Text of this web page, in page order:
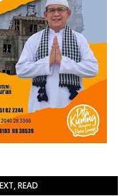
READ